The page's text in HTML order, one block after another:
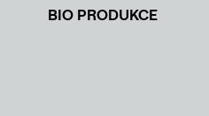
BIO PRODUKCE